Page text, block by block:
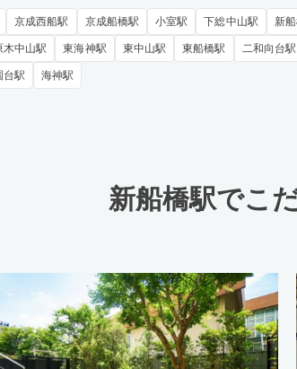
京成西船駅 京成船橋駅 小室駅 下総中山駅 新
木中山駅 東海神駅 東中山駅 東船橋駅 二和向台駅
台駅 海神駅
新船橋駅でこ